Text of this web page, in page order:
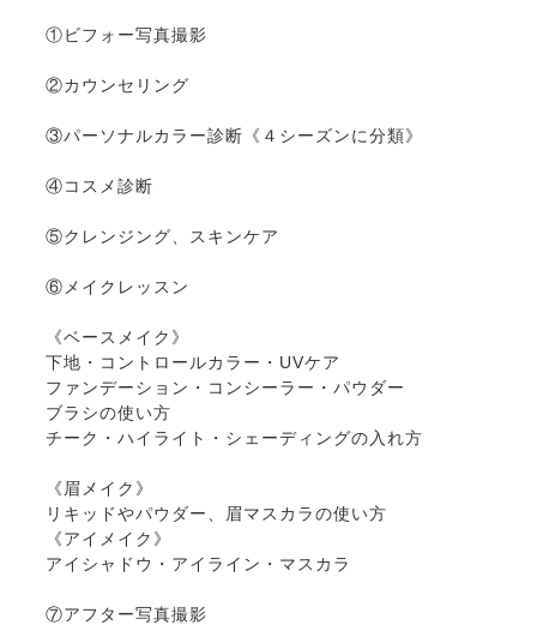
①ビフォー写真撮影
②カウンセリング
③パーソナルカラー診断《４シーズンに分類》
④コスメ診断
⑤クレンジング、スキンケア
⑥メイクレッスン
《ベースメイク》
下地・コントロールカラー・UVケア
ファンデーション・コンシーラー・パウダー
ブラシの使い方
チーク・ハイライト・シェーディングの入れ方
《眉メイク》
リキッドやパウダー、眉マスカラの使い方
《アイメイク》
アイシャドウ・アイライン・マスカラ
⑦アフター写真撮影